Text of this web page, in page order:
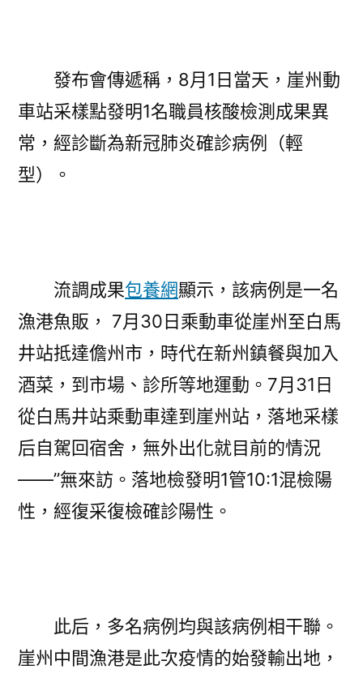
發布會傳遞稱，8月1日當天，崖州動
車站采樣點發明1名職員核酸檢測成果異
常，經診斷為新冠肺炎確診病例（輕
型）。
流調成果包養網顯示，該病例是一名
漁港魚販， 7月30日乘動車從崖州至白馬
井站抵達儋州市，時代在新州鎮餐與加入
酒菜，到市場、診所等地運動。7月31日
從白馬井站乘動車達到崖州站，落地采樣
后自駕回宿舍，無外出化就目前的情況
——”無來訪。落地檢發明1管10:1混檢陽
性，經復采復檢確診陽性。
此后，多名病例均與該病例相干聯。
崖州中間漁港是此次疫情的始發輸出地，